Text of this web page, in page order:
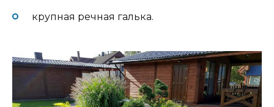
крупная речная галька.